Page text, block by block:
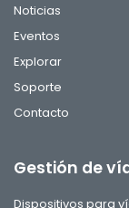
Noticias
Eventos
Explorar
Soporte
Contacto
Gestión de
Dispositivos para